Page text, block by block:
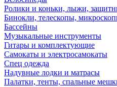
Ролики и коньки, лыжи,
Бинокли, телескопы,
Бассейны
Музыкальные инструменты
Гитары и комплектующие
Самокаты и электросамокаты
Спец одежда
Надувные лодки и матрасы
Палатки, тенты, спальные